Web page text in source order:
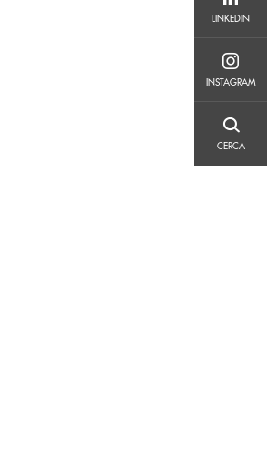
LINKEDIN
INSTAGRAM
CERCA